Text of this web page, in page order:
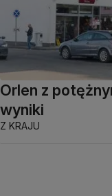
Orlen z
wyniki
Z KRAJU